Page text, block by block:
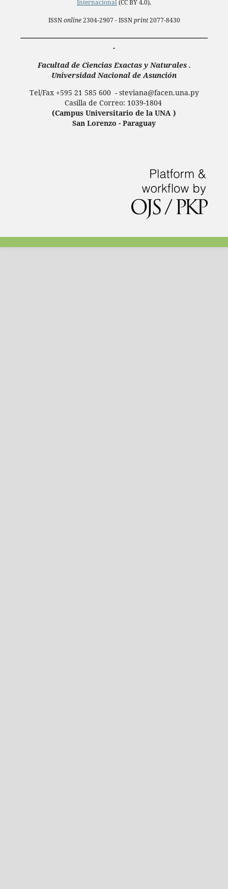
Internacional(CC BY 4.0),
ISSNonline2304-2907 - ISSNprint2077-8430
--------------------------------------------------------------------------------------------
-
Facultad de Ciencias Exactas y Naturales .
Universidad Nacional de Asunción
Tel/Fax +595 21 585 600 - steviana@facen.una.py
Casilla de Correo: 1039-1804
(Campus Universitario de la UNA )
San Lorenzo - Paraguay